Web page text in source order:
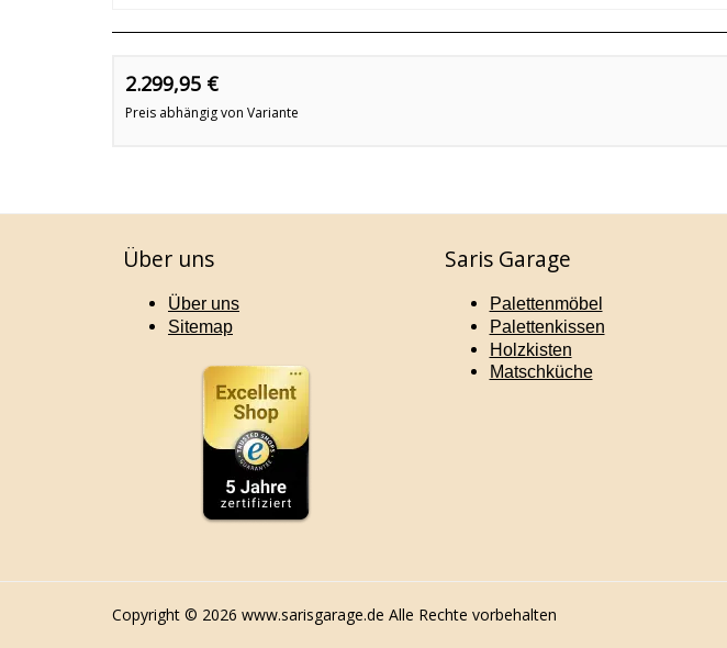
2.299,95 €
Preis abhängig von Variante
Über uns
Über uns
Sitemap
Saris Garage
Palettenmöbel
Palettenkissen
Holzkisten
Matschküche
Copyright © 2026 www.sarisgarage.de Alle Rechte vorbehalten